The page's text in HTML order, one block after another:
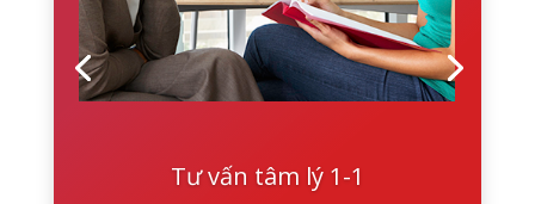
Tư vấn tâm lý 1-1